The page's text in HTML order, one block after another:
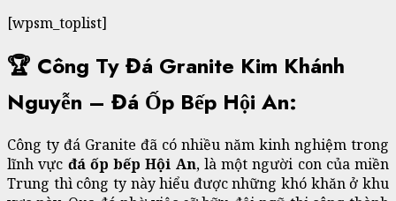
[wpsm_toplist]
🏆 Công Ty Đá Granite Kim Khánh
Nguyễn – Đá Ốp Bếp Hội An:
Công ty đá Granite đã có nhiều năm kinh nghiệm trong
lĩnh vực đá ốp bếp Hội An, là một người con của miền
Trung thì công ty này hiểu được những khó khăn ở khu